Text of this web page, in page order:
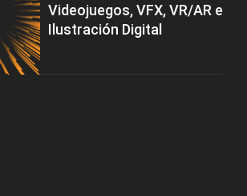
Videojuegos, VFX, VR/AR e
Ilustración Digital